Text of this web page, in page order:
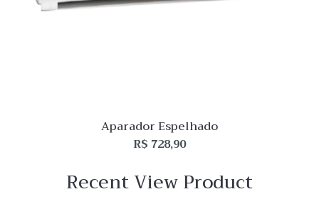
Aparador Espelhado
R$ 728,90
Recent View Product